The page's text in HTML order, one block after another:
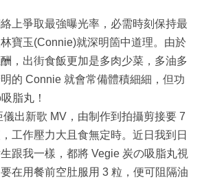
上爭取最強曝光率，必需時刻保持最
寶玉(Connie)就深明箇中道理。由於
，出街食飯更加是多肉少菜，多油多
的 Connie 就會常備體積細細，但功
脂丸！
出新歌 MV，由制作到拍攝剪接要 7
工作壓力大且食無定時。近日我到日
跟我一樣，都將 Vegie 炭の吸脂丸視
在用餐前空肚服用 3 粒，便可阻隔油